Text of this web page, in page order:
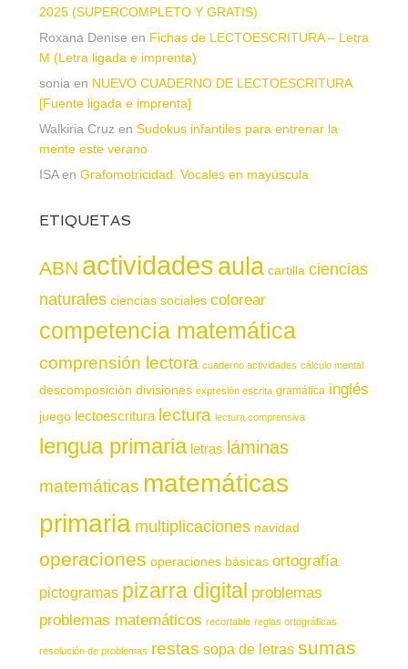
2025 (SUPERCOMPLETO Y GRATIS)
Roxana Denise en Fichas de LECTOESCRITURA – Letra
M (Letra ligada e imprenta)
sonia en NUEVO CUADERNO DE LECTOESCRITURA
[Fuente ligada e imprenta]
Walkiria Cruz en Sudokus infantiles para entrenar la
mente este verano
ISAen Grafomotricidad. Vocales en mayúscula
ETIQUETAS
ABN actividadesaula cartilla ciencias
naturales ciencias sociales colorear
competencia matemática
comprensión lectora cuaderno actividades cálculo mental
descomposición divisiones expresión escrita gramática inglés
juego lectoescritura lectura lectura comprensiva
lengua primaria letras láminas
matemáticas matemáticas
primaria multiplicaciones navidad
operaciones operaciones básicas ortografía
pictogramas pizarra digital problemas
problemas matemáticos recortable reglas ortográficas
resolución de problemas restas sopa de letras sumas